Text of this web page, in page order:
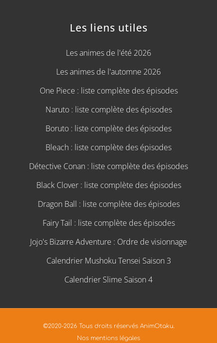
Les liens utiles
Les animes de l'été 2026
Les animes de l'automne 2026
One Piece : liste complète des épisodes
Naruto : liste complète des épisodes
Boruto : liste complète des épisodes
Bleach : liste complète des épisodes
Détective Conan : liste complète des épisodes
Black Clover : liste complète des épisodes
Dragon Ball : liste complète des épisodes
Fairy Tail : liste complète des épisodes
Jojo's Bizarre Adventure : Ordre de visionnage
Calendrier Mushoku Tensei Saison 3
Calendrier Slime Saison 4
©2020-2026 Tous droits réservés AnimOtaku.
Nos mentions légales